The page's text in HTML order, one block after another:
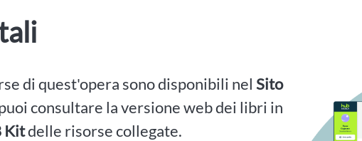
di quest'opera sono disponibili nelSito
consultare la versione web dei libri in
Kitdelle risorse collegate.